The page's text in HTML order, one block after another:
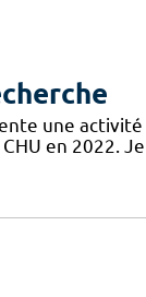
une
en 2022.